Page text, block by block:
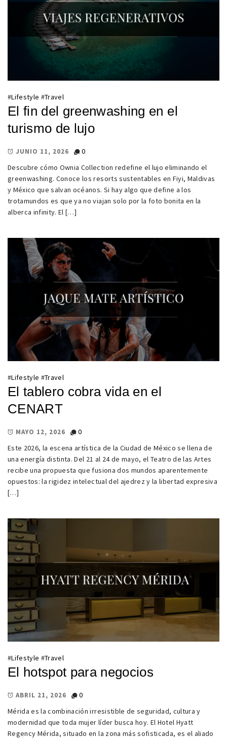
#Lifestyle #Travel
El fin del greenwashing en el
turismo de lujo
JUNIO 11, 2026
0
Descubre cómo Ownia Collection redefine el lujo eliminando el
greenwashing. Conoce los resorts sustentables en Fiyi, Maldivas
y México que salvan océanos. Si hay algo que define a los
trotamundos es que ya no viajan solo por la foto bonita en la
alberca infinity. El […]
#Lifestyle #Travel
El tablero cobra vida en el
CENART
MAYO 12, 2026
0
Este 2026, la escena artística de la Ciudad de México se llena de
una energía distinta. Del 21 al 24 de mayo, el Teatro de las Artes
recibe una propuesta que fusiona dos mundos aparentemente
opuestos: la rigidez intelectual del ajedrez y la libertad expresiva
[…]
#Lifestyle #Travel
El hotspot para negocios
ABRIL 21, 2026
0
Mérida es la combinación irresistible de seguridad, cultura y
modernidad que toda mujer líder busca hoy. El Hotel Hyatt
Regency Mérida, situado en la zona más sofisticada, es el aliado